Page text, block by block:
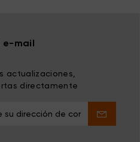
e-mail
actualizaciones,
directamente